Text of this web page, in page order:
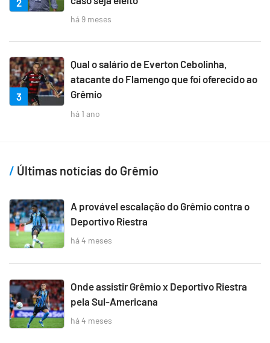
há 9 meses
3
Qual o salário de Everton Cebolinha,
atacante do Flamengo que foi oferecido ao
Grêmio
há 1 ano
Últimas notícias do Grêmio
A provável escalação do Grêmio contra o
Deportivo Riestra
há 4 meses
Onde assistir Grêmio x Deportivo Riestra
pela Sul-Americana
há 4 meses